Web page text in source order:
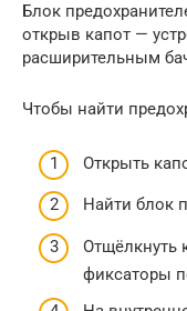
Блок
открыв капот —
расширительным
Чтобы найти
Открыть
Найти блок
Отщёлкнуть
фиксаторы